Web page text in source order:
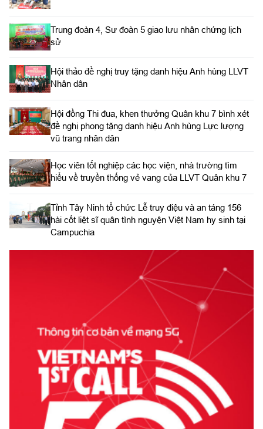
Trung đoàn 4, Sư đoàn 5 giao lưu nhân chứng lịch
sử
Hội thảo đề nghị truy tặng danh hiệu Anh hùng LLVT
Nhân dân
Hội đồng Thi đua, khen thưởng Quân khu 7 bình xét
đề nghị phong tặng danh hiệu Anh hùng Lực lượng
vũ trang nhân dân
Học viên tốt nghiệp các học viện, nhà trường tìm
hiểu về truyền thống vẻ vang của LLVT Quân khu 7
​Tỉnh Tây Ninh tổ chức Lễ truy điệu và an táng 156
hài cốt liệt sĩ quân tình nguyện Việt Nam hy sinh tại
Campuchia